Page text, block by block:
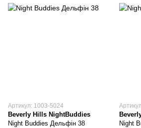
Артикул: 1003-5024
Beverly Hills NightBuddies
Night Buddies Дельфін 38
Night